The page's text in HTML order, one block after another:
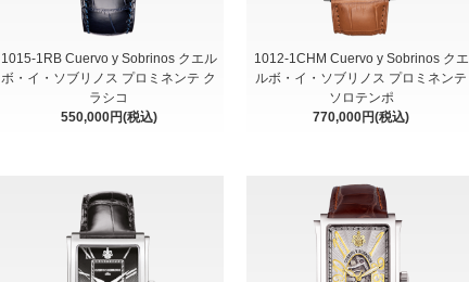
1015-1RB Cuervo y Sobrinos クエル
ボ・イ・ソブリノス プロミネンテ ク
ラシコ
550,000円(税込)
1012-1CHM Cuervo y Sobrinos クエ
ルボ・イ・ソブリノス プロミネンテ
ソロテンポ
770,000円(税込)